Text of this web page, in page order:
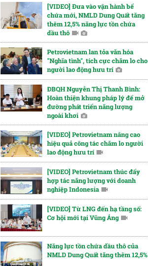
[VIDEO] Đưa vào vận hành bể
chứa mới, NMLD Dung Quất tăng
thêm 12,5% năng lực tồn chứa
dầu thô
Petrovietnam lan tỏa văn hóa
"Nghĩa tình", tích cực chăm lo cho
người lao động hưu trí
ĐBQH Nguyễn Thị Thanh Bình:
Hoàn thiện khung pháp lý để mở
đường phát triển năng lượng
ngoài khơi
[VIDEO] Petrovietnam nâng cao
hiệu quả công tác chăm lo người
lao động hưu trí
[VIDEO] Petrovietnam thúc đẩy
hợp tác năng lượng với doanh
nghiệp Indonesia
[VIDEO] Từ LNG đến hạ tầng số:
Cơ hội mới tại Vũng Áng
Năng lực tồn chứa dầu thô của
NMLD Dung Quất tăng thêm 12,5%